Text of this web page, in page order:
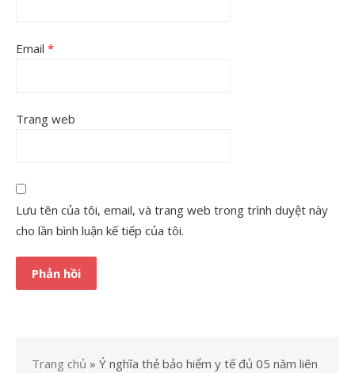
Email *
Trang web
Lưu tên của tôi, email, và trang web trong trình duyệt này
cho lần bình luận kế tiếp của tôi.
Trang chủ » Ý nghĩa thẻ bảo hiểm y tế đủ 05 năm liên